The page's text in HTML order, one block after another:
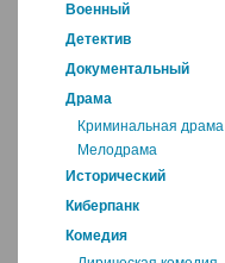
Военный
Детектив
Документальный
Драма
Криминальная драма
Мелодрама
Исторический
Киберпанк
Комедия